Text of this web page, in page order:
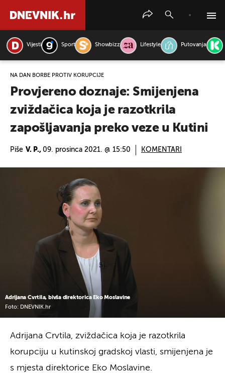
Vijesti Sport Showbizz Lifestyle Putovanja
NA DAN BORBE PROTIV KORUPCIJE
Provjereno doznaje: Smijenjena
zviždačica koja je razotkrila
zapošljavanja preko veze u Kutini
Piše V. P., 09. prosinca 2021. @ 15:50 KOMENTARI
Adrijana Cvrtila, bivša direktorica Eko Moslavine
Foto: DNEVNIK.hr
Adrijana Crvtila, zviždačica koja je razotkrila
korupciju u kutinskoj gradskoj vlasti, smijenjena je
s mjesta direktorice Eko Moslavine.
PRETRAŽITE VIJESTI